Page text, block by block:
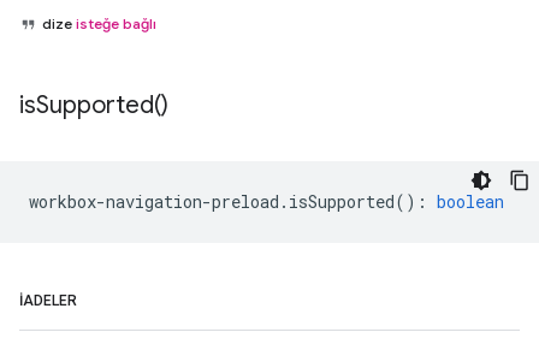
dize isteğe bağlı
isSupported()
workbox-navigation-preload . isSupported() : boolean
İADELER